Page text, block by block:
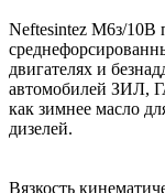
Neftesintez М6з/10В
двигателях и
автомобилей ЗИЛ,
как зимнее масло
дизелей.
Вязкость